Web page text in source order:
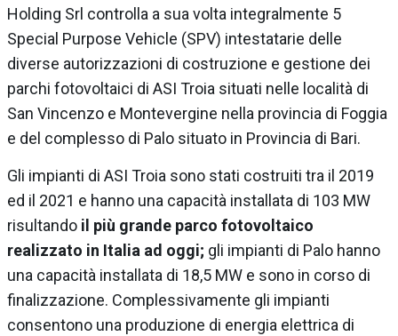
Holding Srl controlla a sua volta integralmente 5
Special Purpose Vehicle (SPV) intestatarie delle
diverse autorizzazioni di costruzione e gestione dei
parchi fotovoltaici di ASI Troia situati nelle località di
San Vincenzo e Montevergine nella provincia di Foggia
e del complesso di Palo situato in Provincia di Bari.
Gli impianti di ASI Troia sono stati costruiti tra il 2019
ed il 2021 e hanno una capacità installata di 103 MW
risultando il più grande parco fotovoltaico
realizzato in Italia ad oggi; gli impianti di Palo hanno
una capacità installata di 18,5 MW e sono in corso di
finalizzazione. Complessivamente gli impianti
consentono una produzione di energia elettrica di